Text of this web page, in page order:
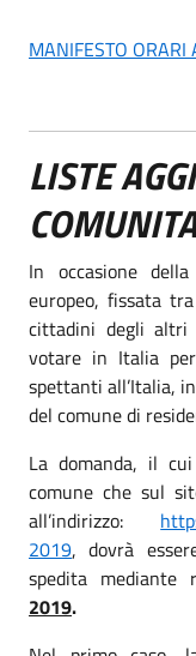
MANIFESTO ORARI
LISTE
In occasione
europeo, fissata
cittadini degli altri
votare in Italia
spettanti all’Italia,
del comune di
La domanda, il
comune che sul
all’indirizzo:
2019, dovrà
spedita mediante
2019.